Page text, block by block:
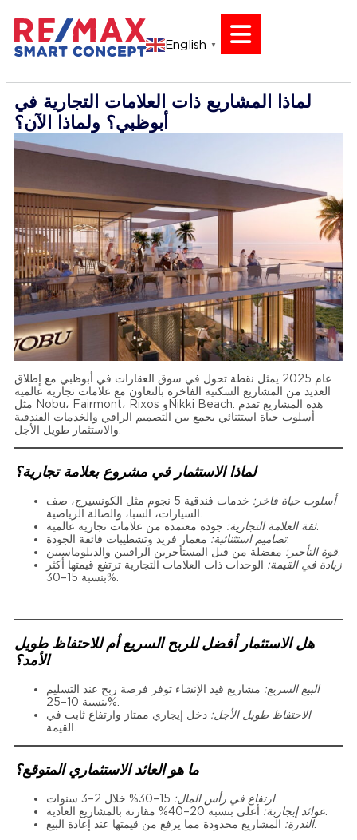
English ▼
لماذا المشاريع ذات العلامات التجارية في
أبوظبي؟ ولماذا الآن؟
عام 2025 يمثل نقطة تحول في سوق العقارات في أبوظبي مع إطلاق
العديد من المشاريع السكنية الفاخرة بالتعاون مع علامات تجارية عالمية
مثل Nobu، Fairmont، Rixos وNikki Beach. هذه المشاريع تقدم
أسلوب حياة استثنائي يجمع بين التصميم الراقي والخدمات الفندقية
لماذا الاستثمار في مشروع بعلامة تجارية؟
أسلوب حياة فاخر:
خدمات فندقية 5 نجوم مثل الكونسيرج، صف
ثقة العلامة التجارية:جودة معتمدة من علامات تجارية عالمية.
تصاميم استثنائية:معمار فريد وتشطيبات فائقة الجودة.
قوة التأجير:
زيادة في القيمة: الوحدات ذات العلامات التجارية ترتفع قيمتها أكثر
بنسبة 15–30%.
هل الاستثمار أفضل للربح السريع أم للاحتفاظ طويل
الأمد؟
البيع السريع: مشاريع قيد الإنشاء توفر فرصة ربح عند التسليم
بنسبة 10–25%.
الاحتفاظ طويل الأجل: دخل إيجاري ممتاز وارتفاع ثابت في
ما هو العائد الاستثماري المتوقع؟
ارتفاع في رأس المال:15–30% خلال 2–3 سنوات.
عوائد إيجارية:
الندرة:المشاريع محدودة مما يرفع من قيمتها عند إعادة البيع.